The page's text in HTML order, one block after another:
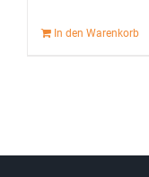
In den Warenkorb